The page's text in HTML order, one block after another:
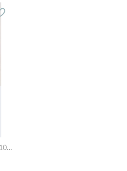
Топ жіночий Arise Sport YG103 Різні кольори